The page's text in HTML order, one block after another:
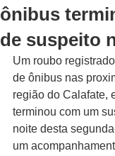
ônibus
de suspeito
Um roubo
de ônibus nas
região do Calafate,
terminou com um
noite desta
um